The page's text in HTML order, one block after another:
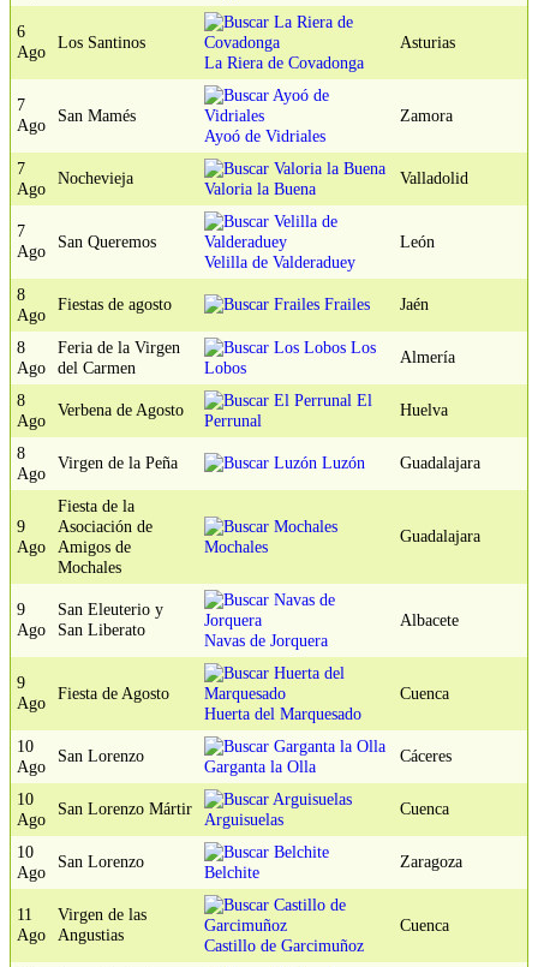
6
Ago
Los Santinos
La Riera de Covadonga
Asturias
7
Ago
San Mamés
Ayoó de Vidriales
Zamora
7
Ago
Nochevieja
Valoria la Buena
Valladolid
7
Ago
San Queremos
Velilla de Valderaduey
León
8
Ago
Fiestas de agosto Frailes Jaén
8
Ago
Feria de la Virgen
del Carmen
Los
Lobos
Almería
8
Ago
Verbena de Agosto
El
Perrunal
Huelva
8
Ago
Virgen de la Peña Luzón Guadalajara
9
Ago
Fiesta de la
Asociación de
Amigos de
Mochales
Mochales
Guadalajara
9
Ago
San Eleuterio y
San Liberato
Navas de Jorquera
Albacete
9
Ago
Fiesta de Agosto
Huerta del Marquesado
Cuenca
10
Ago
San Lorenzo
Garganta la Olla
Cáceres
10
Ago
San Lorenzo Mártir
Arguisuelas
Cuenca
10
Ago
San Lorenzo
Belchite
Zaragoza
11
Ago
Virgen de las
Angustias
Castillo de Garcimuñoz
Cuenca